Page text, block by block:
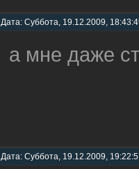
Дата: Суббота, 19.12.2009,
а мне даже
Дата: Суббота, 19.12.2009,